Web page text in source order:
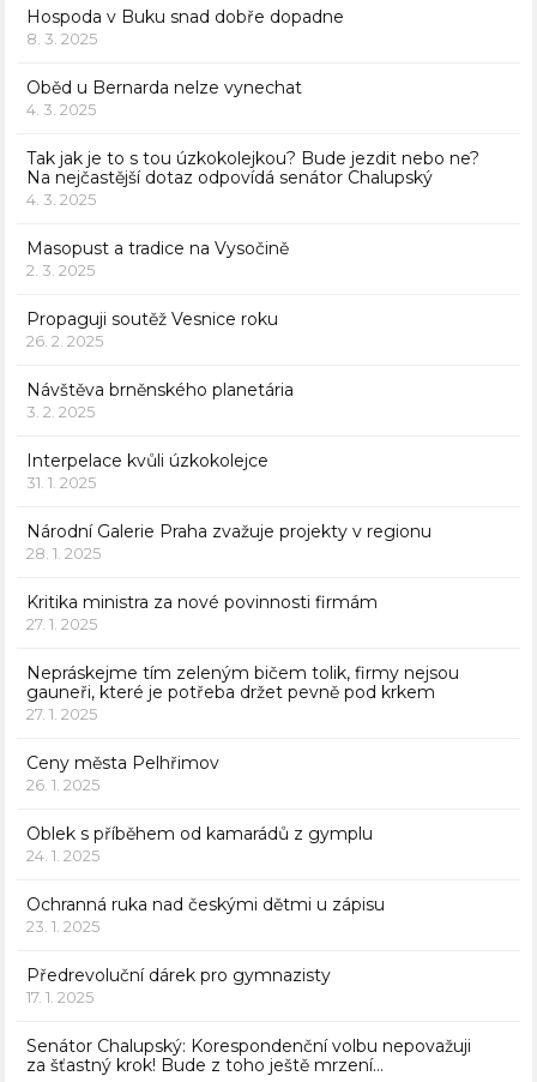
Hospoda v Buku snad dobře dopadne
8. 3. 2025
Oběd u Bernarda nelze vynechat
4. 3. 2025
Tak jak je to s tou úzkokolejkou? Bude jezdit nebo ne?
Na nejčastější dotaz odpovídá senátor Chalupský
4. 3. 2025
Masopust a tradice na Vysočině
2. 3. 2025
Propaguji soutěž Vesnice roku
26. 2. 2025
Návštěva brněnského planetária
3. 2. 2025
Interpelace kvůli úzkokolejce
31. 1. 2025
Národní Galerie Praha zvažuje projekty v regionu
28. 1. 2025
Kritika ministra za nové povinnosti firmám
27. 1. 2025
Nepráskejme tím zeleným bičem tolik, firmy nejsou
gauneři, které je potřeba držet pevně pod krkem
27. 1. 2025
Ceny města Pelhřimov
26. 1. 2025
Oblek s příběhem od kamarádů z gymplu
24. 1. 2025
Ochranná ruka nad českými dětmi u zápisu
23. 1. 2025
Předrevoluční dárek pro gymnazisty
17. 1. 2025
Senátor Chalupský: Korespondenční volbu nepovažuji
za šťastný krok! Bude z toho ještě mrzení…